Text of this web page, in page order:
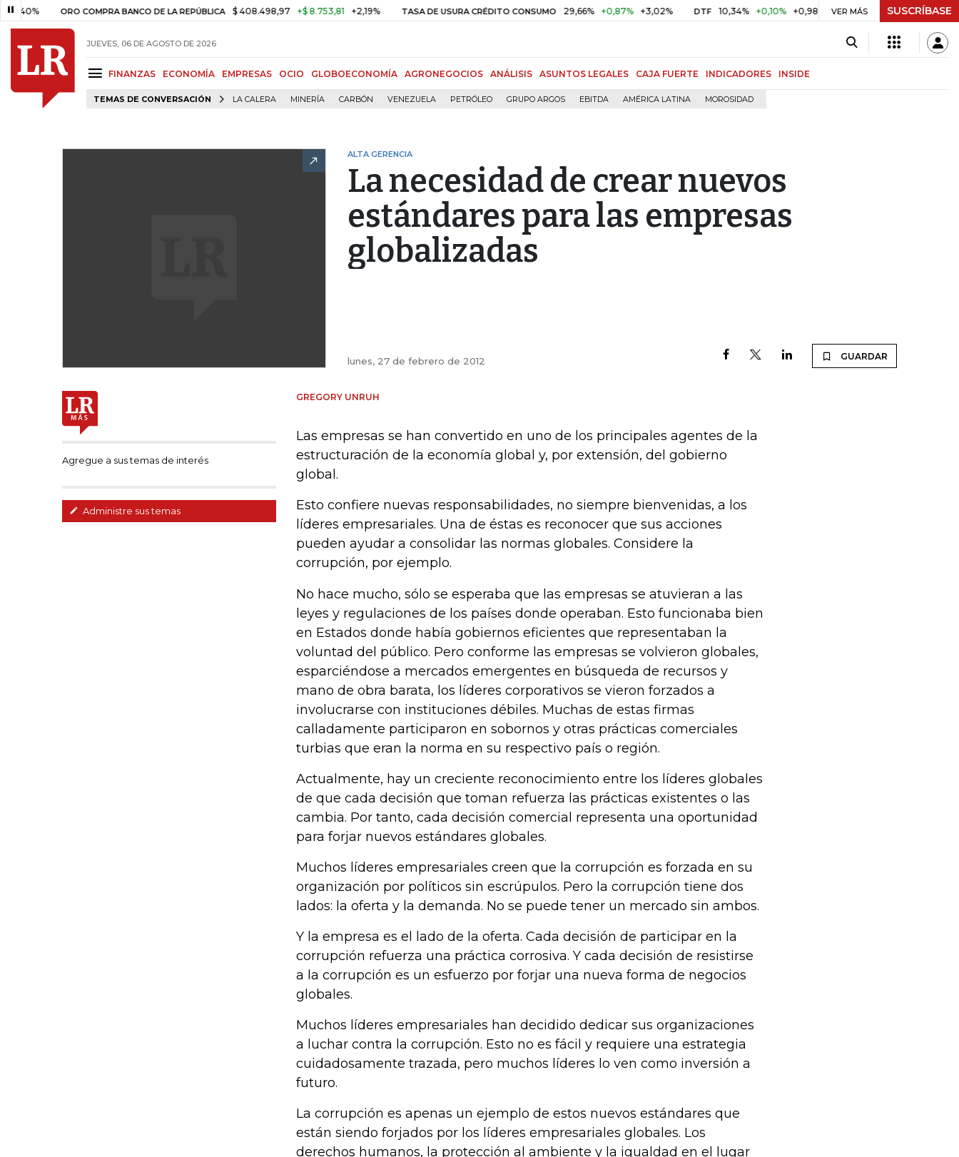
ORO COMPRA BANCO DE LA REPÚBLICA $ 408.498,97 +$ 8.753,81 +2,19% TASA DE USURA CRÉDITO CONSUMO 29,66% +0,87% +3,02% DTF 10,34% +0,10% +0,98% UVR $ 416,86 +$ 0,05 +0,01%
VER MÁS SUSCRÍBASE
JUEVES, 06 DE AGOSTO DE 2026
FINANZAS ECONOMÍA EMPRESAS OCIO GLOBOECONOMÍA AGRONEGOCIOS ANÁLISIS ASUNTOS LEGALES CAJA FUERTE INDICADORES INSIDE
TEMAS DE CONVERSACIÓN LA CALERA MINERÍA CARBÓN VENEZUELA PETRÓLEO GRUPO ARGOS EBITDA AMÉRICA LATINA MOROSIDAD
ALTA GERENCIA
La necesidad de crear nuevos
estándares para las empresas
globalizadas
lunes, 27 de febrero de 2012 GUARDAR
Agregue a sus temas de interés
Administre sus temas
GREGORY UNRUH
Las empresas se han convertido en uno de los principales agentes de la
estructuración de la economía global y, por extensión, del gobierno
global.
Esto confiere nuevas responsabilidades, no siempre bienvenidas, a los
líderes empresariales. Una de éstas es reconocer que sus acciones
pueden ayudar a consolidar las normas globales. Considere la
corrupción, por ejemplo.
No hace mucho, sólo se esperaba que las empresas se atuvieran a las
leyes y regulaciones de los países donde operaban. Esto funcionaba bien
en Estados donde había gobiernos eficientes que representaban la
voluntad del público. Pero conforme las empresas se volvieron globales,
esparciéndose a mercados emergentes en búsqueda de recursos y
mano de obra barata, los líderes corporativos se vieron forzados a
involucrarse con instituciones débiles. Muchas de estas firmas
calladamente participaron en sobornos y otras prácticas comerciales
turbias que eran la norma en su respectivo país o región.
Actualmente, hay un creciente reconocimiento entre los líderes globales
de que cada decisión que toman refuerza las prácticas existentes o las
cambia. Por tanto, cada decisión comercial representa una oportunidad
para forjar nuevos estándares globales.
Muchos líderes empresariales creen que la corrupción es forzada en su
organización por políticos sin escrúpulos. Pero la corrupción tiene dos
lados: la oferta y la demanda. No se puede tener un mercado sin ambos.
Y la empresa es el lado de la oferta. Cada decisión de participar en la
corrupción refuerza una práctica corrosiva. Y cada decisión de resistirse
a la corrupción es un esfuerzo por forjar una nueva forma de negocios
globales.
Muchos líderes empresariales han decidido dedicar sus organizaciones
a luchar contra la corrupción. Esto no es fácil y requiere una estrategia
cuidadosamente trazada, pero muchos líderes lo ven como inversión a
futuro.
La corrupción es apenas un ejemplo de estos nuevos estándares que
están siendo forjados por los líderes empresariales globales. Los
derechos humanos, la protección al ambiente y la igualdad en el lugar